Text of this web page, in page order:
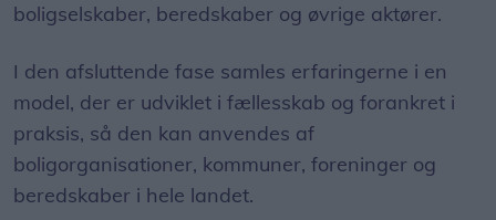
boligselskaber, beredskaber og øvrige aktører.
I den afsluttende fase samles erfaringerne i en
model, der er udviklet i fællesskab og forankret i
praksis, så den kan anvendes af
boligorganisationer, kommuner, foreninger og
beredskaber i hele landet.